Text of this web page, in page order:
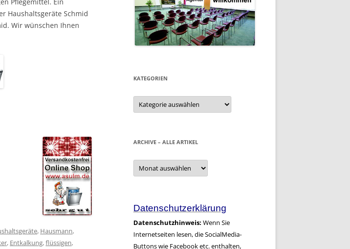
Pflegemittel. Ein
Haushaltsgeräte Schmid
Wir wünschen Ihnen
, Hausmann,
, Entkalkung,flüssigen,
KATEGORIEN
Kategorien
ARCHIVE – ALLE ARTIKEL
Archive
alle
Datenschutzerklärung
Datenschutzhinweis: Wenn Sie
Internetseiten lesen, die SocialMedia-
Buttons wie Facebook etc. enthalten,